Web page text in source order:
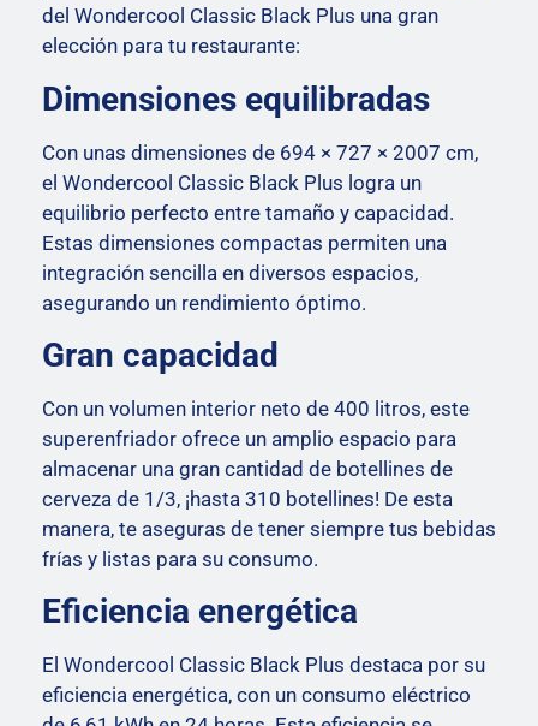
del Wondercool Classic Black Plus una gran
elección para tu restaurante:
Dimensiones equilibradas
Con unas dimensiones de 694 × 727 × 2007 cm,
el Wondercool Classic Black Plus logra un
equilibrio perfecto entre tamaño y capacidad.
Estas dimensiones compactas permiten una
integración sencilla en diversos espacios,
asegurando un rendimiento óptimo.
Gran capacidad
Con un volumen interior neto de 400 litros, este
superenfriador ofrece un amplio espacio para
almacenar una gran cantidad de botellines de
cerveza de 1/3, ¡hasta 310 botellines! De esta
manera, te aseguras de tener siempre tus bebidas
frías y listas para su consumo.
Eficiencia energética
El Wondercool Classic Black Plus destaca por su
eficiencia energética, con un consumo eléctrico